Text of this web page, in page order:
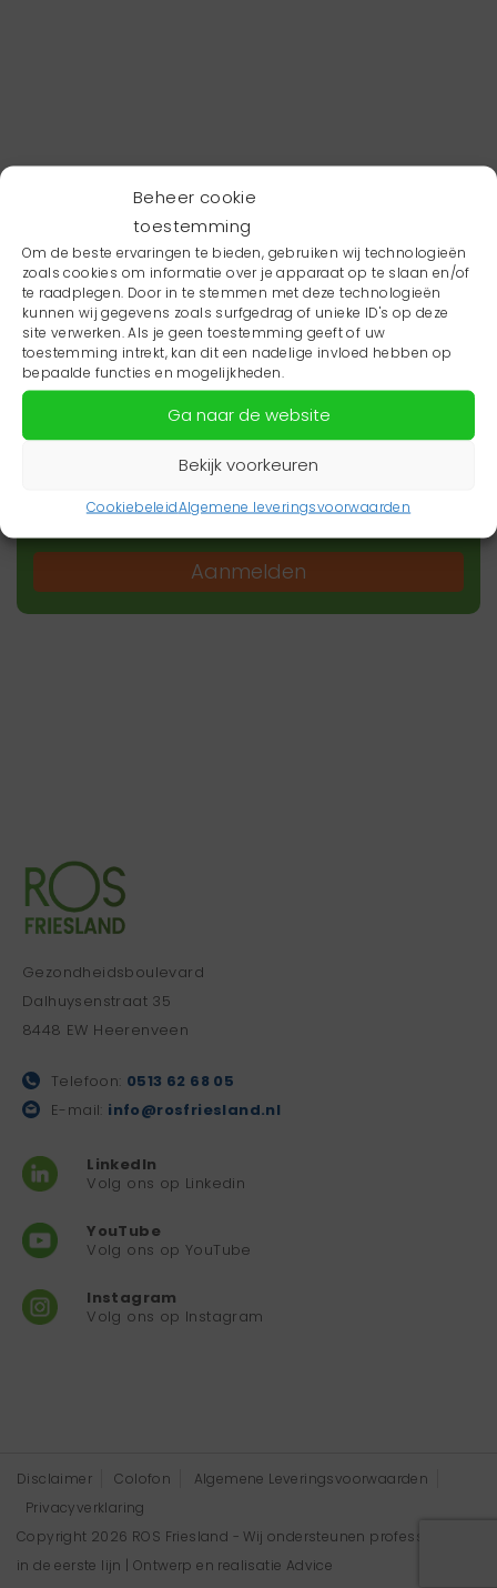
Beheer cookie
toestemming
Om de beste ervaringen te bieden, gebruiken wij technologieën
zoals cookies om informatie over je apparaat op te slaan en/of
te raadplegen. Door in te stemmen met deze technologieën
kunnen wij gegevens zoals surfgedrag of unieke ID's op deze
site verwerken. Als je geen toestemming geeft of uw
toestemming intrekt, kan dit een nadelige invloed hebben op
bepaalde functies en mogelijkheden.
Ga naar de website
Bekijk voorkeuren
CookiebeleidAlgemene leveringsvoorwaarden
Wil je niets missen?
Wil je op de hoogte blijven van het laatste
zorgnieuws in jouw regio? Schrijf je dan in voor
onze nieuwsbrief.
Aanmelden
Gezondheidsboulevard
Dalhuysenstraat 35
8448 EW Heerenveen
Telefoon: 0513 62 68 05
E-mail: info@rosfriesland.nl
LinkedIn
Volg ons op Linkedin
YouTube
Volg ons op YouTube
Instagram
Volg ons op Instagram
Disclaimer Colofon
Algemene Leveringsvoorwaarden
Privacyverklaring
Copyright 2026 ROS Friesland - Wij ondersteunen professionals
in de eerste lijn | Ontwerp en realisatie Advice